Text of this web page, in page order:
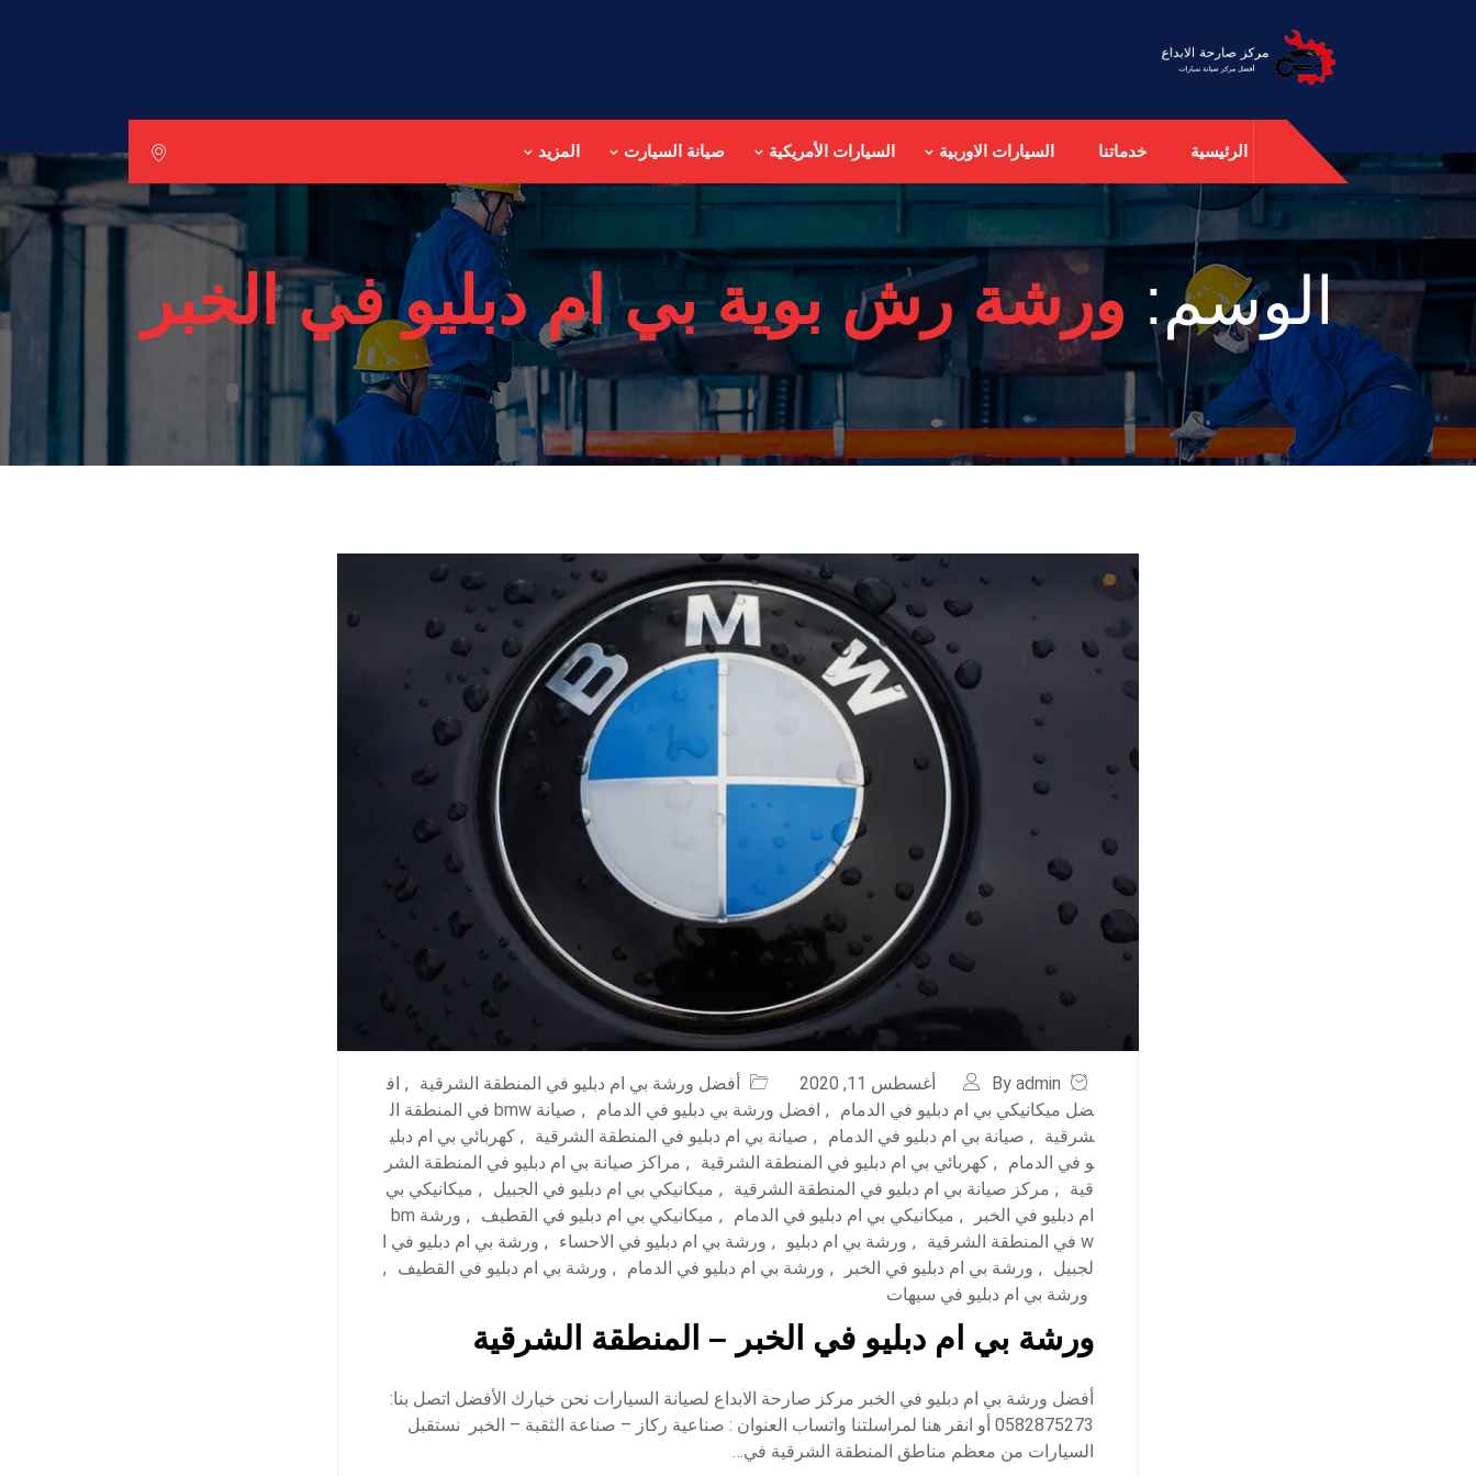
الرئيسية خدماتنا السيارات الاوربية السيارات الأمريكية صيانة السيارت المزيد
الوسم: ورشة رش بوية بي ام دبليو في الخبر
By admin أغسطس 11, 2020 أفضل ورشة بي ام دبليو في المنطقة الشرقية , اف
ضل ميكانيكي بي ام دبليو في الدمام
, افضل ورشة بي دبليو في الدمام ,
صيانة bmw في المنطقة ال
شرقية
, صيانة بي ام دبليو في الدمام , صيانة بي ام دبليو في المنطقة الشرقية , كهربائي بي ام دبلي
و في الدمام
, كهربائي بي ام دبليو في المنطقة الشرقية , مراكز صيانة بي ام دبليو في المنطقة الشر
قية
, مركز صيانة بي ام دبليو في المنطقة الشرقية , ميكانيكي بي ام دبليو في الجبيل , ميكانيكي بي
ام دبليو في الخبر
, ميكانيكي بي ام دبليو في الدمام , ميكانيكي بي ام دبليو في القطيف ,
ورشة bm
w في المنطقة الشرقية
, ورشة بي ام دبليو , ورشة بي ام دبليو في الاحساء , ورشة بي ام دبليو في ا
لجبيل
, ورشة بي ام دبليو في الخبر , ورشة بي ام دبليو في الدمام , ورشة بي ام دبليو في القطيف
,
ورشة بي ام دبليو في سيهات
ورشة بي ام دبليو في الخبر – المنطقة الشرقية
أفضل ورشة بي ام دبليو في الخبر مركز صارحة الابداع لصيانة السيارات نحن خيارك الأفضل اتصل بنا:
0582875273 أو انقر هنا لمراسلتنا واتساب العنوان : صناعية ركاز – صناعة الثقبة – الخبر نستقبل
السيارات من معظم مناطق المنطقة الشرقية في…